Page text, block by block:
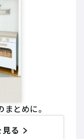
とめに。
る